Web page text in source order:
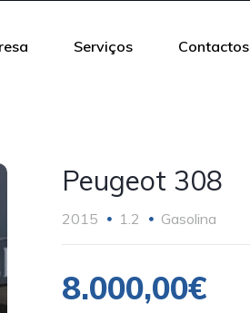
Serviços Contactos
Peugeot 308
2015 1.2 Gasolina
8.000,00€